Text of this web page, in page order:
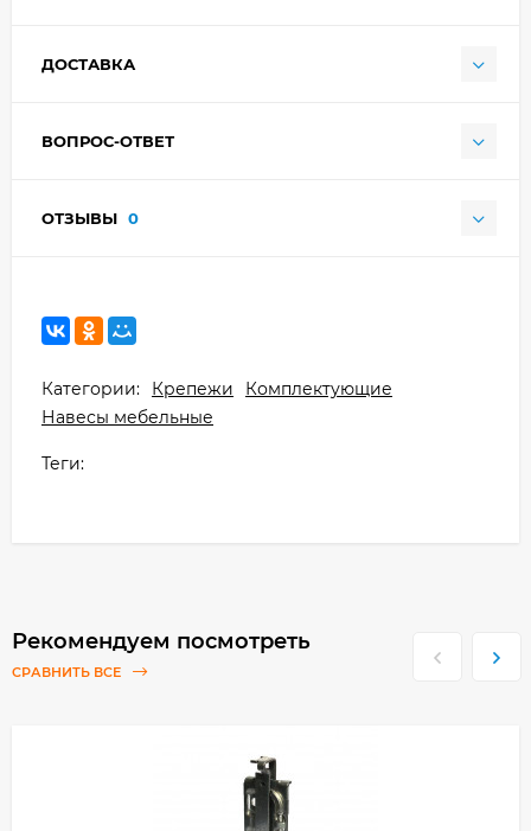
ДОСТАВКА
ВОПРОС-ОТВЕТ
ОТЗЫВЫ 0
Категории: Крепежи
Комплектующие
Навесы мебельные
Теги:
Рекомендуем посмотреть
СРАВНИТЬ ВСЕ